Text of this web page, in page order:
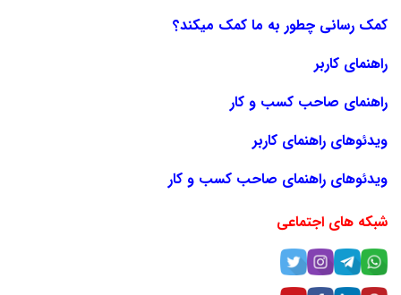
کمک رسانی چطور به ما کمک میکند؟
راهنمای کاربر
راهنمای صاحب کسب و کار
ویدئوهای راهنمای کاربر
ویدئوهای راهنمای صاحب کسب و کار
شبکه های اجتماعی